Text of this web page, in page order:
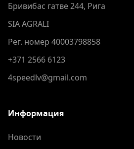
Бривибас гатве 244, Рига
SIA AGRALI
Рег. номер 40003798858
+371 2566 6123
4speedlv@gmail.com
Информация
Новости